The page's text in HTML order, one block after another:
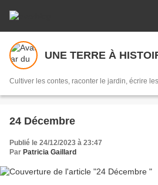
UNE TERRE À
Cultiver les contes, raconter le jardin, écrire
24 Décembre
Publié le 24/12/2023 à 23:47
Par Patricia Gaillard